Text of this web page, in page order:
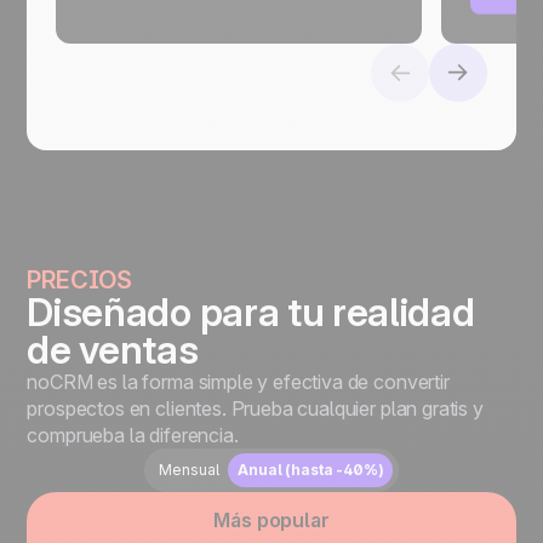
PRECIOS
Diseñado para tu realidad
de ventas
noCRM es la forma simple y efectiva de convertir
prospectos en clientes. Prueba cualquier plan gratis y
comprueba la diferencia.
Mensual Anual (hasta -40%)
Más popular